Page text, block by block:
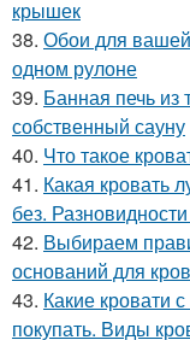
крышек
38. Обои для
одном рулоне
39. Банная печь из
собственный сауну
40. Что такое
41. Какая кровать
без.
42. Выбираем
оснований для
43. Какие кровати
покупать. Виды